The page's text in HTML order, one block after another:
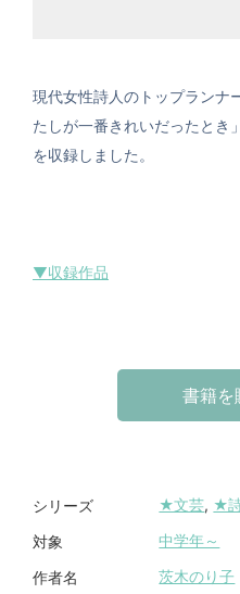
現代女性詩人のトップランナ
たしが一番きれいだったとき
を収録しました。
▼収録作品
書籍を
シリーズ ★文芸, ★
対象 中学年～
作者名 茨木のり子